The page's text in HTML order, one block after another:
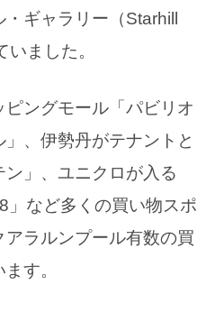
ギャラリー（Starhill
ました。
ングモール「パビリオ
、伊勢丹がテナントと
ン」、ユニクロが入る
」など多くの買い物スポ
アラルンプール有数の買
す。